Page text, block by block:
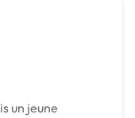
un jeune